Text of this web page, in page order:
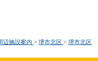
辺施設案内 > 堺市北区 > 堺市北区